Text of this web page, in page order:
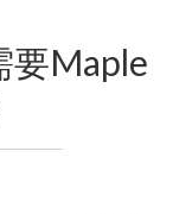
要Maple